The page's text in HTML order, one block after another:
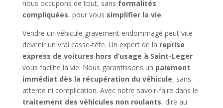
nous occupons de tout, sans formalités
compliquées, pour vous simplifier la vie.
Vendre un véhicule gravement endommagé peut vite
devenir un vrai casse-tête. Un expert de la reprise
express de voitures hors d’usage à Saint-Leger
vous facilite la vie. Nous garantissons un paiement
immédiat dès la récupération du véhicule, sans
attente ni complication. Avec notre savoir-faire dans le
traitement des véhicules non roulants, dire au